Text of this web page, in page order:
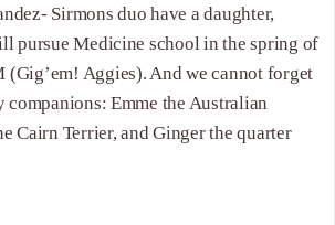
Sirmons duo have a daughter,
pursue Medicine school in the spring of
(Gig’em! Aggies). And we cannot forget
Emme the Australian
Cairn Terrier, and Ginger the quarter